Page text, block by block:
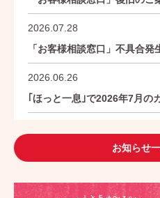
2026.07.28
「お客様相談窓口」不具合発
2026.06.26
｢ほっと一息｣で2026年7月の
お知らせ